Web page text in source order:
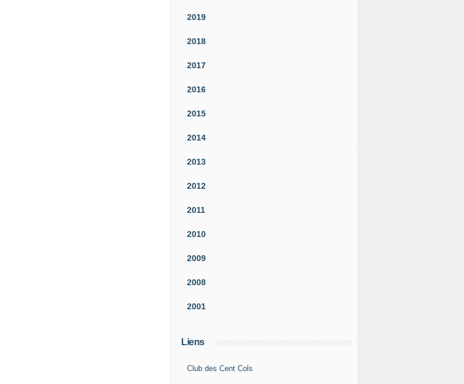
2019
2018
2017
2016
2015
2014
2013
2012
2011
2010
2009
2008
2001
Liens
Club des Cent Cols